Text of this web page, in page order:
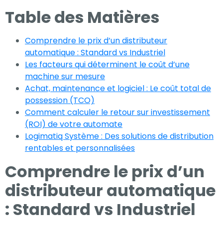
Table des Matières
Comprendre le prix d’un distributeur
automatique : Standard vs Industriel
Les facteurs qui déterminent le coût d’une
machine sur mesure
Achat, maintenance et logiciel : Le coût total de
possession (TCO)
Comment calculer le retour sur investissement
(ROI) de votre automate
Logimatiq Système : Des solutions de distribution
rentables et personnalisées
Comprendre le prix d’un
distributeur automatique
: Standard vs Industriel
et la
site Web, en
fonction de la
façon dont le
site Web est
utilisé.
Expérience
Afin que notre
fonctionne
aussi bien que
possible lors
de votre visite.
Si vous refusez